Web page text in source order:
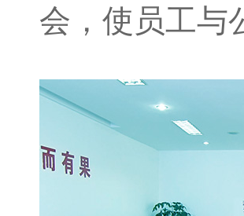
会，使员工与